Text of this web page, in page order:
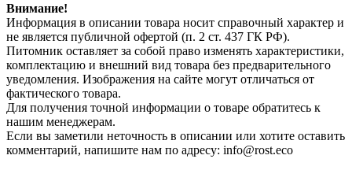
Внимание!
Информация в описании товара носит справочный характер и
не является публичной офертой (п. 2 ст. 437 ГК РФ).
Питомник оставляет за собой право изменять характеристики,
комплектацию и внешний вид товара без предварительного
уведомления. Изображения на сайте могут отличаться от
фактического товара.
Для получения точной информации о товаре обратитесь к
нашим менеджерам.
Если вы заметили неточность в описании или хотите оставить
комментарий, напишите нам по адресу: info@rost.eco